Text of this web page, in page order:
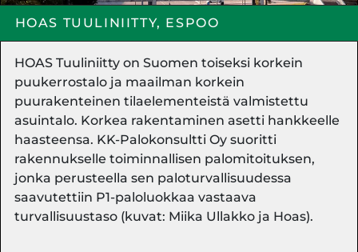
HOAS TUULINIITTY, ESPOO
HOAS Tuuliniitty on Suomen toiseksi korkein
puukerrostalo ja maailman korkein
puurakenteinen tilaelementeistä valmistettu
asuintalo. Korkea rakentaminen asetti hankkeelle
haasteensa. KK-Palokonsultti Oy suoritti
rakennukselle toiminnallisen palomitoituksen,
jonka perusteella sen paloturvallisuudessa
saavutettiin P1-paloluokkaa vastaava
turvallisuustaso (kuvat: Miika Ullakko ja Hoas).